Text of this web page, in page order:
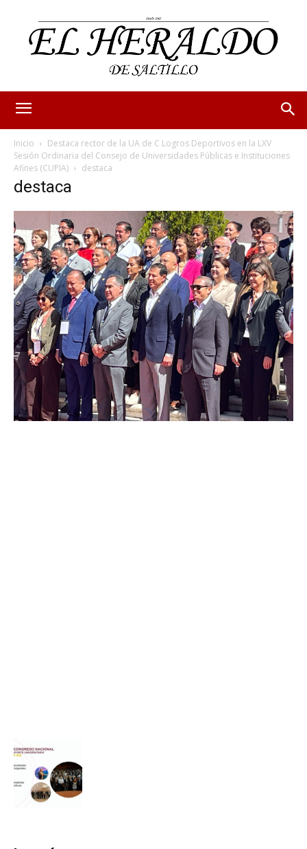
Inicio
Destaca rector de la UA de C Logros Deportivos en la LXV
Sesión Ordinaria del Consejo de Universidades Públicas e Instituciones
Afines (CUPIA)
destaca
destaca